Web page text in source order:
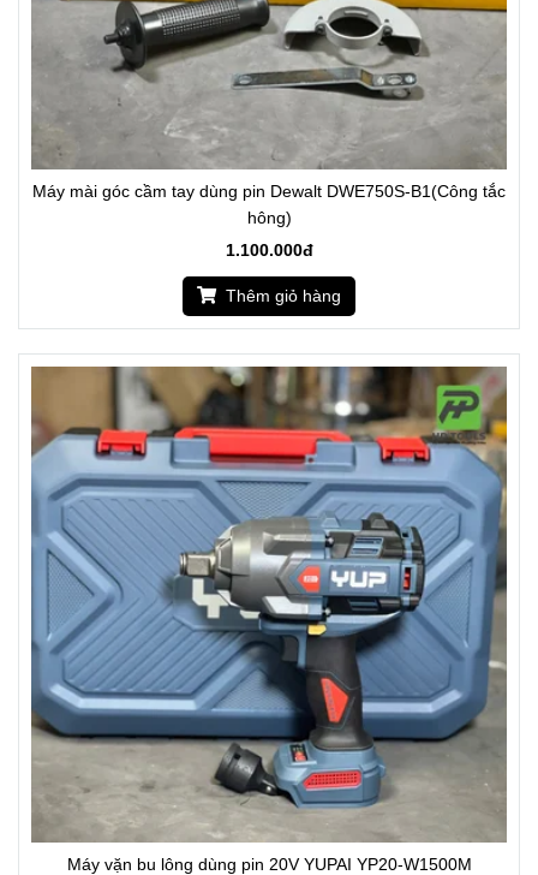
Máy mài góc cầm tay dùng pin Dewalt DWE750S-B1(Công tắc
hông)
1.100.000đ
Thêm giỏ hàng
Máy vặn bu lông dùng pin 20V YUPAI YP20-W1500M